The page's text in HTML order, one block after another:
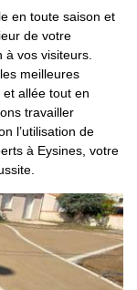
en toute saison et
de votre
vos visiteurs.
meilleures
allée tout en
travailler
l’utilisation de
à Eysines, votre